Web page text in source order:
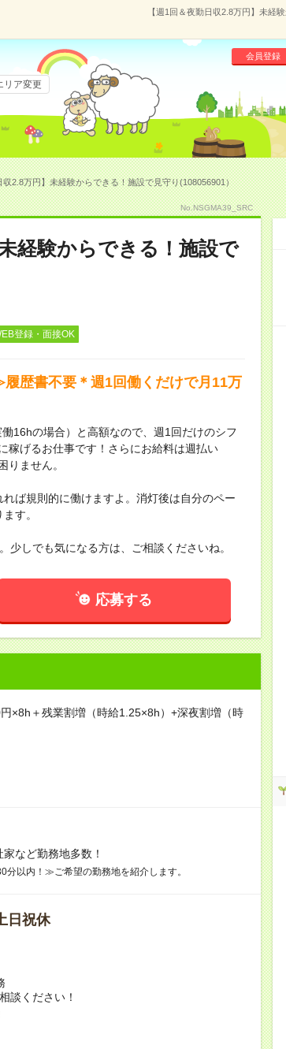
【週1回＆夜勤日収2.8万円】未経
会員登録
リア変更
2.8万円】未経験からできる！施設で見守り(108056901）
No.NSGMA39_SRC
経験からできる！施設で
登録・面接OK
歴書不要＊週1回働くだけで月11万
の場合）と高額なので、週1回だけのシフ
稼げるお仕事です！さらにお給料は週払い
りません。
ば規則的に働けますよ。消灯後は自分のペー
す。
少しでも気になる方は、ご相談くださいね。
応募する
×8h＋残業割増（時給1.25×8h）+深夜割増（時
など勤務地多数！
以内！≫ご希望の勤務地を紹介します。
日祝休
談ください！